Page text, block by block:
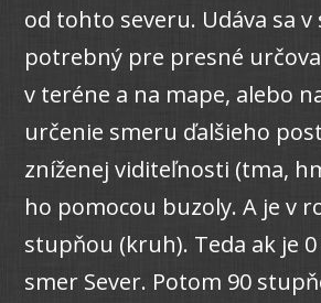
od tohto severu. Udáva sa v
potrebný pre presné
v teréne a na mape, alebo
určenie smeru ďalšieho
zníženej viditeľnosti (tma,
ho pomocou buzoly. A je v
stupňou (kruh). Teda ak je
smer Sever. Potom 90